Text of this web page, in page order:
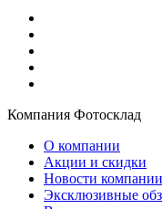
Компания Фотосклад
О компании
Акции и скидки
Новости компании
Эксклюзивные